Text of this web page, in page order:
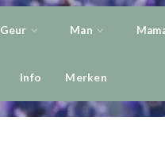
Geur Man
Info Merken